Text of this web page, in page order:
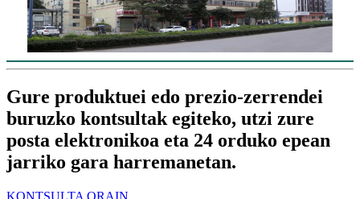
Gure produktuei edo prezio-zerrendei
buruzko kontsultak egiteko, utzi zure
posta elektronikoa eta 24 orduko epean
jarriko gara harremanetan.
KONTSULTA ORAIN